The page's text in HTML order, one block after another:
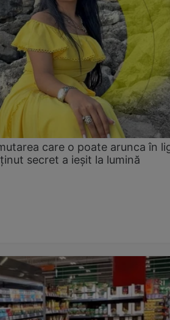
care o poate arunca în
secret a ieșit la lumină